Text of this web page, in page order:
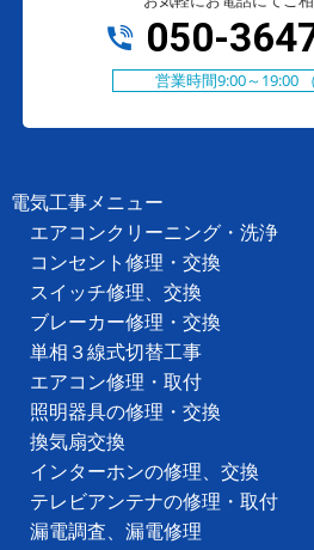
050-
営業時間9:00～19:00
電気工事メニュー
エアコンクリーニング・洗浄
コンセント修理・交換
スイッチ修理、交換
ブレーカー修理・交換
単相３線式切替工事
エアコン修理・取付
照明器具の修理・交換
換気扇交換
インターホンの修理、交換
テレビアンテナの修理・取付
漏電調査、漏電修理